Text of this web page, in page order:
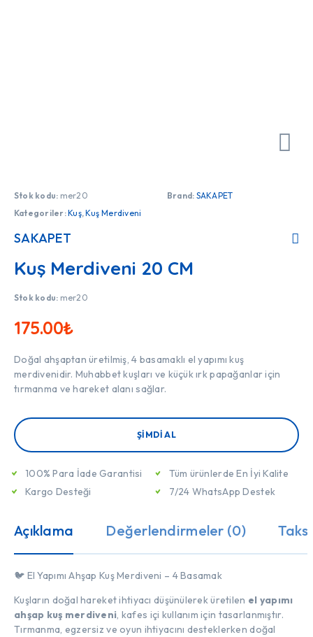
Stok kodu: mer20
Kategoriler:Kuş,Kuş Merdiveni
Brand: SAKAPET
SAKAPET
Kuş Merdiveni 20 CM
Stok kodu: mer20
175.00₺
Doğal ahşaptan üretilmiş, 4 basamaklı el yapımı kuş
merdivenidir. Muhabbet kuşları ve küçük ırk papağanlar için
tırmanma ve hareket alanı sağlar.
ŞIMDI AL
100% Para İade Garantisi
Kargo Desteği
Tüm ürünlerde En İyi Kalite
7/24 WhatsApp Destek
Açıklama Değerlendirmeler (0)
🐦 El Yapımı Ahşap Kuş Merdiveni – 4 Basamak
Kuşların doğal hareket ihtiyacı düşünülerek üretilen el yapımı
ahşap kuş merdiveni, kafes içi kullanım için tasarlanmıştır.
Tırmanma, egzersiz ve oyun ihtiyacını desteklerken doğal